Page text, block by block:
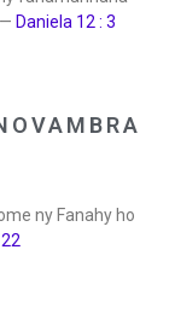
Daniela 12 : 3
ny Fanahy ho